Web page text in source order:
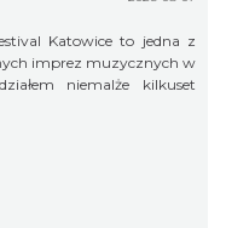
Katowice to jedna z
imprez muzycznych w
niemalże kilkuset